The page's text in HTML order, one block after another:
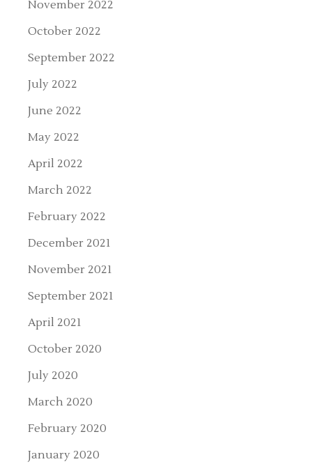
November 2022
October 2022
September 2022
July 2022
June 2022
May 2022
April 2022
March 2022
February 2022
December 2021
November 2021
September 2021
April 2021
October 2020
July 2020
March 2020
February 2020
January 2020